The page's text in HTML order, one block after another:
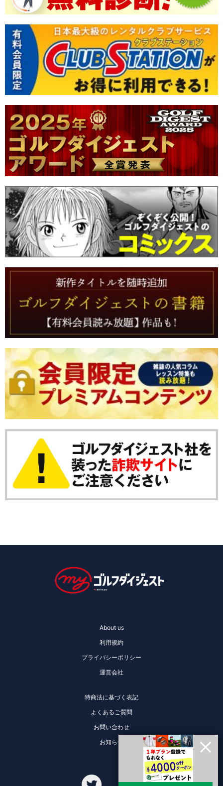
About us
利用規約
プライバシーポリシー
運営会社
特商法に基づく表記
よくあるご質問
お問い合わせ
お知らせ